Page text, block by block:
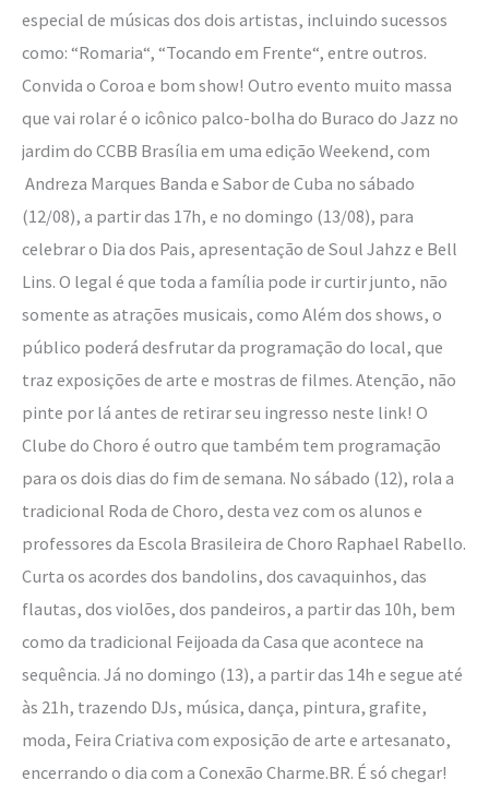
especial de músicas dos dois artistas, incluindo sucessos
como: “Romaria“, “Tocando em Frente“, entre outros.
Convida o Coroa e bom show! Outro evento muito massa
que vai rolar é o icônico palco-bolha do Buraco do Jazz no
jardim do CCBB Brasília em uma edição Weekend, com
Andreza Marques Banda e Sabor de Cuba no sábado
(12/08), a partir das 17h, e no domingo (13/08), para
celebrar o Dia dos Pais, apresentação de Soul Jahzz e Bell
Lins. O legal é que toda a família pode ir curtir junto, não
somente as atrações musicais, como Além dos shows, o
público poderá desfrutar da programação do local, que
traz exposições de arte e mostras de filmes. Atenção, não
pinte por lá antes de retirar seu ingresso neste link! O
Clube do Choro é outro que também tem programação
para os dois dias do fim de semana. No sábado (12), rola a
tradicional Roda de Choro, desta vez com os alunos e
professores da Escola Brasileira de Choro Raphael Rabello.
Curta os acordes dos bandolins, dos cavaquinhos, das
flautas, dos violões, dos pandeiros, a partir das 10h, bem
como da tradicional Feijoada da Casa que acontece na
sequência. Já no domingo (13), a partir das 14h e segue até
às 21h, trazendo DJs, música, dança, pintura, grafite,
moda, Feira Criativa com exposição de arte e artesanato,
encerrando o dia com a Conexão Charme.BR. É só chegar!